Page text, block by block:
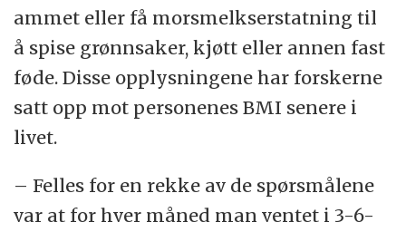
ammet eller få morsmelkserstatning til
å spise grønnsaker, kjøtt eller annen fast
føde. Disse opplysningene har forskerne
satt opp mot personenes BMI senere i
livet.
– Felles for en rekke av de spørsmålene
var at for hver måned man ventet i 3-6-